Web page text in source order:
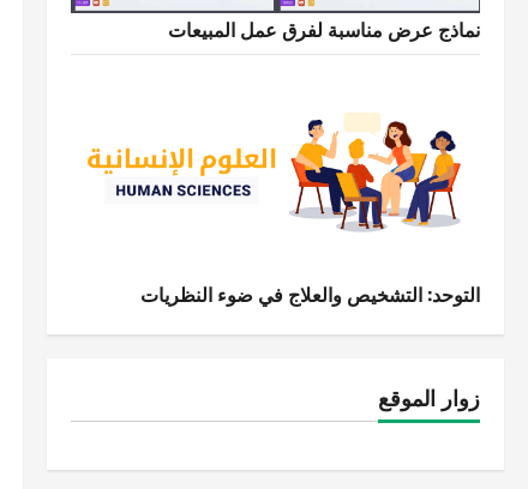
نماذج عرض مناسبة لفرق عمل المبيعات
التوحد: التشخيص والعلاج في ضوء النظريات
زوار الموقع